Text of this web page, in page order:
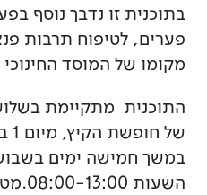
בתוכנית זו נדבך נוסף
פערים, לטיפוח תרבות
מקומו של המוסד החינוכי
התוכנית מתקיימת
במשך חמישה ימים